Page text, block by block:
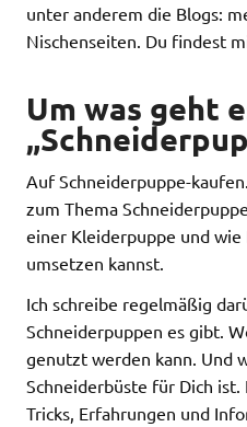
unter anderem die Blogs:
Nischenseiten. Du findest
Um was geht
Auf Schneiderpuppe-
zum Thema
einer Kleiderpuppe und
umsetzen kannst.
Ich schreibe regelmäßig
Schneiderpuppen es gibt.
genutzt werden kann. Und
Schneiderbüste für Dich
Tricks, Erfahrungen und